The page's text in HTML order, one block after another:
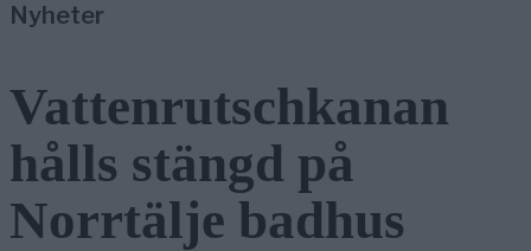
Nyheter
Vattenrutschkanan
hålls stängd på
Norrtälje badhus